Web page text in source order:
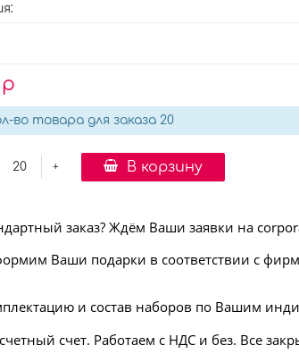
р
во товара для заказа 20
+ В корзину
заказ? Ждём Ваши заявки на
Ваши подарки в соответствии с
и состав наборов по Вашим
счет. Работаем с НДС и без. Все